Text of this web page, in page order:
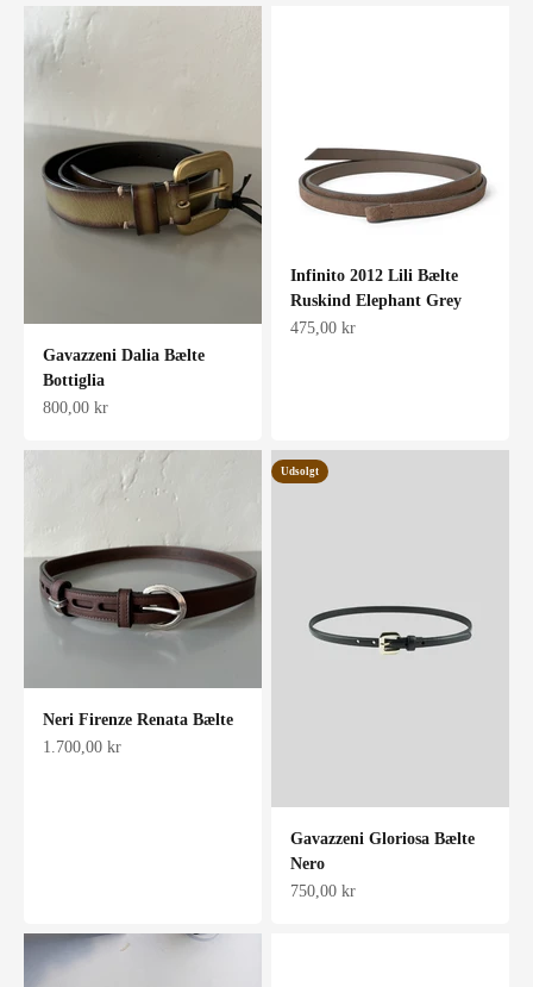
Gavazzeni Dalia Bælte
Bottiglia
Salgspris
800,00 kr
Infinito 2012 Lili Bælte
Ruskind Elephant Grey
Salgspris
475,00 kr
Neri Firenze Renata Bælte
Salgspris
1.700,00 kr
Udsolgt
Gavazzeni Gloriosa Bælte
Nero
Salgspris
750,00 kr